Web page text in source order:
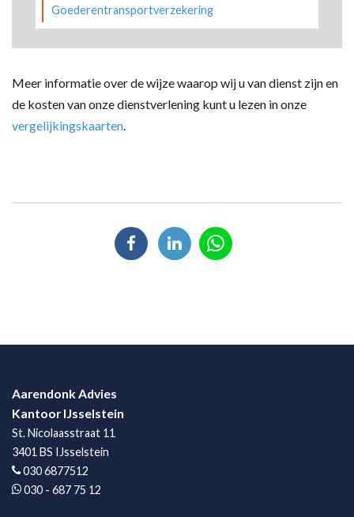
Goederentransportverzekering
Meer informatie over de wijze waarop wij u van dienst zijn en
de kosten van onze dienstverlening kunt u lezen in onze
vergelijkingskaarten.
Aarendonk Advies
Kantoor IJsselstein
St. Nicolaasstraat 11
3401 BS IJsselstein
030 6877512
030 - 687 75 12